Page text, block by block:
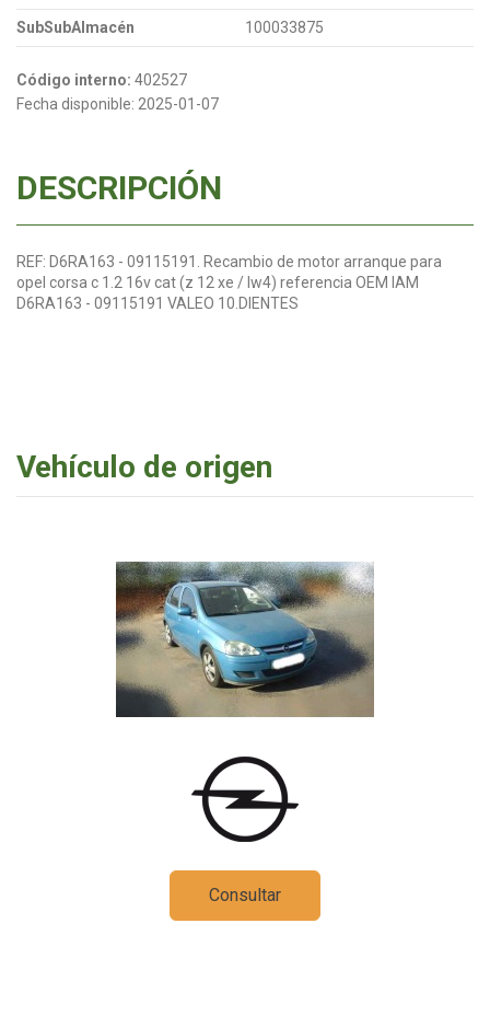
SubSubAlmacén 100033875
Código interno: 402527
Fecha disponible: 2025-01-07
DESCRIPCIÓN
REF: D6RA163 - 09115191. Recambio de motor arranque para
opel corsa c 1.2 16v cat (z 12 xe / lw4) referencia OEM IAM
D6RA163 - 09115191 VALEO 10.DIENTES
Vehículo de origen
Consultar